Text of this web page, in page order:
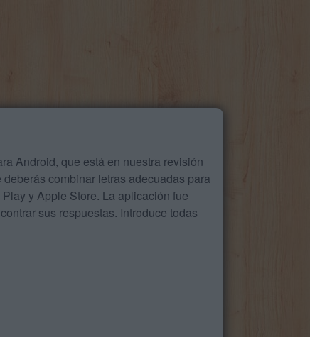
Android, que está en nuestra revisión
combinar letras adecuadas para
y Apple Store. La aplicación fue
sus respuestas. Introduce todas